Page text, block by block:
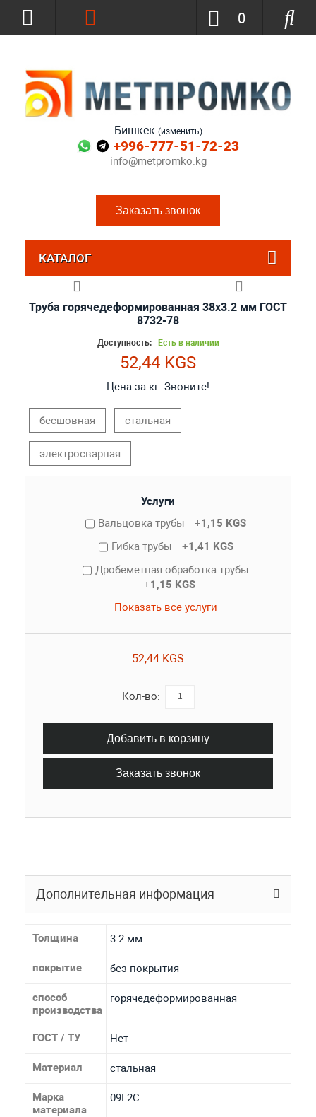
Бишкек (изменить)
+996-777-51-72-23
info@metpromko.kg
Заказать звонок
0
КАТАЛОГ
Труба горячедеформированная 38х3.2 мм ГОСТ
8732-78
Доступность: Есть в наличии
52,44 KGS
Цена за кг. Звоните!
бесшовная стальная
электросварная
Услуги
Вальцовка трубы
+1,15 KGS
Гибка трубы
+1,41 KGS
Дробеметная обработка трубы
+1,15 KGS
Показать все услуги
52,44 KGS
Кол-во:
Добавить в корзину
Заказать звонок
Дополнительная информация
Толщина 3.2 мм
покрытие без покрытия
способ
производства
горячедеформированная
ГОСТ / ТУ Нет
Материал стальная
Марка
материала
09Г2С